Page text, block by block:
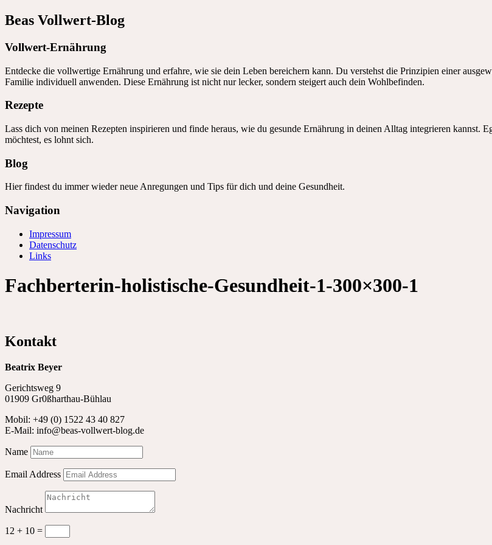
Beas Vollwert-Blog
Vollwert-Ernährung
Entdecke die vollwertige Ernährung und erfahre, wie sie dein Leben bereichern kann. Du verstehst die Prinzipien einer
Familie individuell anwenden. Diese Ernährung ist nicht nur lecker, sondern steigert auch dein Wohlbefinden.
Rezepte
Lass dich von meinen Rezepten inspirieren und finde heraus, wie du gesunde Ernährung in deinen Alltag integrieren kannst.
möchtest, es lohnt sich.
Blog
Hier findest du immer wieder neue Anregungen und Tips für dich und deine Gesundheit.
Navigation
Impressum
Datenschutz
Links
Fachberterin-holistische-Gesundheit-1-300×300-1
Kontakt
Beatrix Beyer
Gerichtsweg 9
01909 Gr0ßharthau-Bühlau
Mobil: +49 (0) 1522 43 40 827
E-Mail: info@beas-vollwert-blog.de
Name
Email Address
Nachricht
12 + 10 =